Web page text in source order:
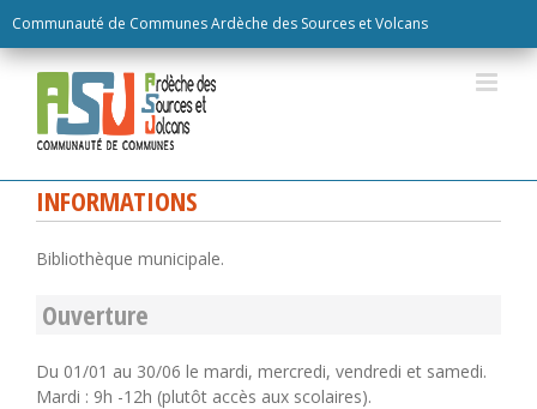
Communauté de Communes Ardèche des Sources et Volcans
to
content
INFORMATIONS
Bibliothèque municipale.
Ouverture
Du 01/01 au 30/06 le mardi, mercredi, vendredi et samedi.
Mardi : 9h -12h (plutôt accès aux scolaires).